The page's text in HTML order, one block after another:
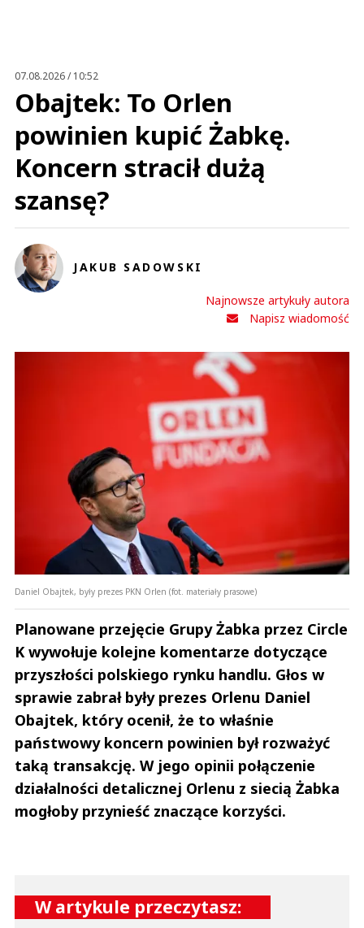
07.08.2026 / 10:52
Obajtek: To Orlen
powinien kupić Żabkę.
Koncern stracił dużą
szansę?
JAKUB SADOWSKI
Najnowsze artykuły autora
Napisz wiadomość
Daniel Obajtek, były prezes PKN Orlen (fot. materiały prasowe)
Planowane przejęcie Grupy Żabka przez Circle
K wywołuje kolejne komentarze dotyczące
przyszłości polskiego rynku handlu. Głos w
sprawie zabrał były prezes Orlenu Daniel
Obajtek, który ocenił, że to właśnie
państwowy koncern powinien był rozważyć
taką transakcję. W jego opinii połączenie
działalności detalicznej Orlenu z siecią Żabka
mogłoby przynieść znaczące korzyści.
W artykule przeczytasz: